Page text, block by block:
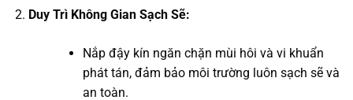
Duy Trì Không Gian Sạch Sẽ:
Nắp đậy kín ngăn chặn mùi hôi và vi khuẩn
phát tán, đảm bảo môi trường luôn sạch sẽ và
an toàn.